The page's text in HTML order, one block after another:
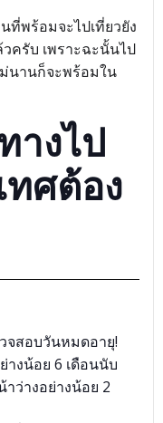
ที่พร้อมจะไปเที่ยวยัง
วครับ เพราะฉะนั้นไป
ม่นานก็จะพร้อมใน
างไป
ทศต้อง
จสอบวันหมดอายุ!
างน้อย 6 เดือนนับ
ว่างอย่างน้อย 2